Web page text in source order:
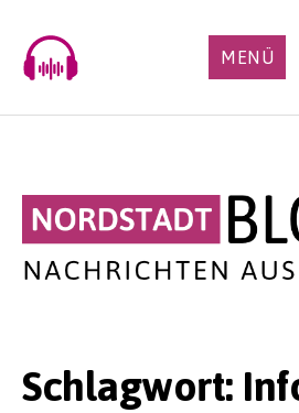
content
MENÜ
Schlagwort: